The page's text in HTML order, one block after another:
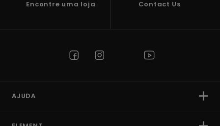
Encontre uma loja Contact Us
AJUDA